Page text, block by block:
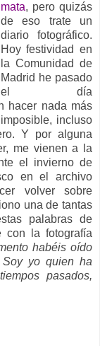
mata, pero quizás
de eso trate un
diario fotográfico.
Hoy festividad en
la Comunidad de
Madrid he pasado
el día
hacer nada más
incluso
Y por alguna
me vienen a la
el invierno de
en el archivo
volver sobre
una de tantas
palabras de
con la fotografía
habéis oído
yo quien ha
pasados,